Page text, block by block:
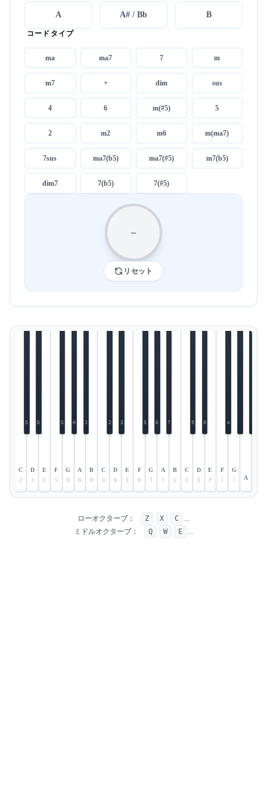
A A# / Bb B
コードタイプ
ma ma7 7 m
m7 + dim sus
4 6 m(#5) 5
2 m2 m6 m(ma7)
7sus ma7(b5) ma7(#5) m7(b5)
dim7 7(b5) 7(#5)
-
リセット
C
Z
D
X
E
C
F
V
G
B
A
N
B
M
C
Q
D
W
E
E
F
R
G
T
A
Y
B
U
C
I
D
O
E
P
F
[
G
] A
S D G H J 2 3 5 6 7 9 0 =
ローオクターブ： Z X C
...
ミドルオクターブ：
Q W E ...